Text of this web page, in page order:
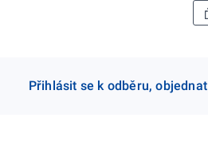
Přihlásit se k odběru, objednat